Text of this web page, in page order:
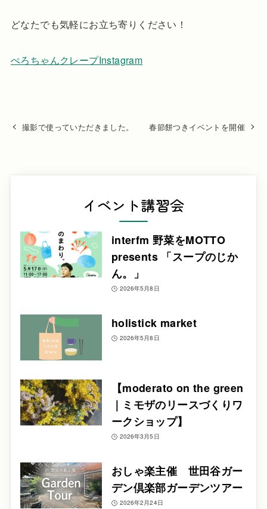
どなたでも気軽にお立ち寄りください！
ぺろちゃんクレープInstagram
撮影で使っていただきました。 春節餅つきイベントを開催
イベント講習会
interfm 野菜をMOTTO
presents 「スープのじか
ん。」
2026年5月8日
holistick market
2026年5月8日
【moderato on the green
｜ミモザのリースづくりワ
ークショップ】
2026年3月5日
おしゃ楽主催 世田谷ガー
デン倶楽部ガーデンツアー
2026年2月24日